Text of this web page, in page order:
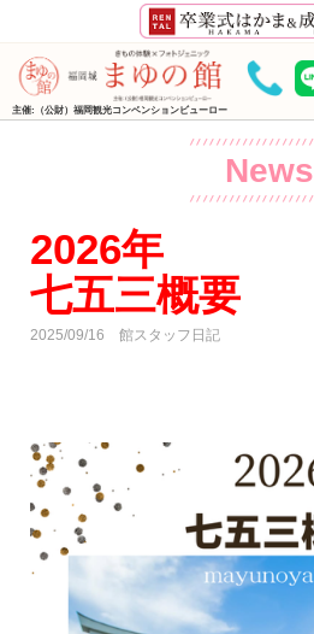
主催:（公財）福岡観光コンベンションビューロー
News
2026年
七五三概要
2025/09/16 館スタッフ日記